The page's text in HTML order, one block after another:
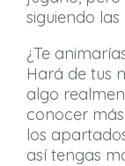
siguiendo
¿Te
Hará de tus
algo
conocer
los
así tengas